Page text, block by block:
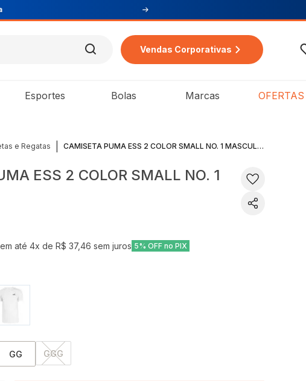
Vendas Corporativas
Esportes Bolas Marcas OFERTAS
e Regatas CAMISETA PUMA ESS 2 COLOR SMALL NO. 1 MASCULINA
ESS 2 COLOR SMALL NO. 1
até4x deR$ 37,46 sem juros 5% OFF no PIX
GG GGG